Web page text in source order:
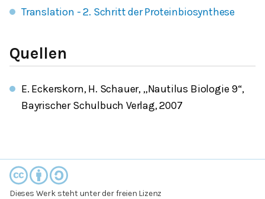
Translation - 2. Schritt der Proteinbiosynthese
Quellen
E. Eckerskorn, H. Schauer, „Nautilus Biologie 9“,
Bayrischer Schulbuch Verlag, 2007
Dieses Werk steht unter der freien Lizenz